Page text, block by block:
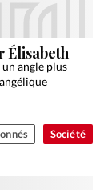
Société
Élisabeth
angle plus